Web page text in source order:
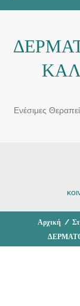
Ενέσιμες
Αρχική /